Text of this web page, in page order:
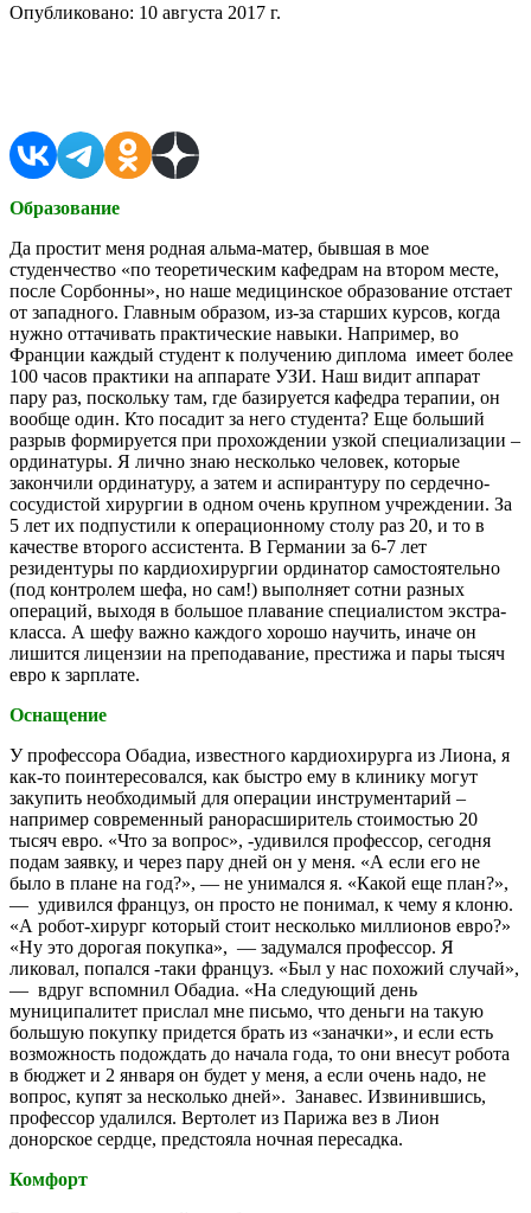
Опубликовано: 10 августа 2017 г.
Образование
Да простит меня родная альма-матер, бывшая в мое
студенчество «по теоретическим кафедрам на втором месте,
после Сорбонны», но наше медицинское образование отстает
от западного. Главным образом, из-за старших курсов, когда
нужно оттачивать практические навыки. Например, во
Франции каждый студент к получению диплома имеет более
100 часов практики на аппарате УЗИ. Наш видит аппарат
пару раз, поскольку там, где базируется кафедра терапии, он
вообще один. Кто посадит за него студента? Еще больший
разрыв формируется при прохождении узкой специализации –
ординатуры. Я лично знаю несколько человек, которые
закончили ординатуру, а затем и аспирантуру по сердечно-
сосудистой хирургии в одном очень крупном учреждении. За
5 лет их подпустили к операционному столу раз 20, и то в
качестве второго ассистента. В Германии за 6-7 лет
резидентуры по кардиохирургии ординатор самостоятельно
(под контролем шефа, но сам!) выполняет сотни разных
операций, выходя в большое плавание специалистом экстра-
класса. А шефу важно каждого хорошо научить, иначе он
лишится лицензии на преподавание, престижа и пары тысяч
евро к зарплате.
Оснащение
У профессора Обадиа, известного кардиохирурга из Лиона, я
как-то поинтересовался, как быстро ему в клинику могут
закупить необходимый для операции инструментарий –
например современный ранорасширитель стоимостью 20
тысяч евро. «Что за вопрос», -удивился профессор, сегодня
подам заявку, и через пару дней он у меня. «А если его не
было в плане на год?», — не унимался я. «Какой еще план?»,
— удивился француз, он просто не понимал, к чему я клоню.
«А робот-хирург который стоит несколько миллионов евро?»
«Ну это дорогая покупка», — задумался профессор. Я
ликовал, попался -таки француз. «Был у нас похожий случай»,
— вдруг вспомнил Обадиа. «На следующий день
муниципалитет прислал мне письмо, что деньги на такую
большую покупку придется брать из «заначки», и если есть
возможность подождать до начала года, то они внесут робота
в бюджет и 2 января он будет у меня, а если очень надо, не
вопрос, купят за несколько дней». Занавес. Извинившись,
профессор удалился. Вертолет из Парижа вез в Лион
донорское сердце, предстояла ночная пересадка.
Комфорт